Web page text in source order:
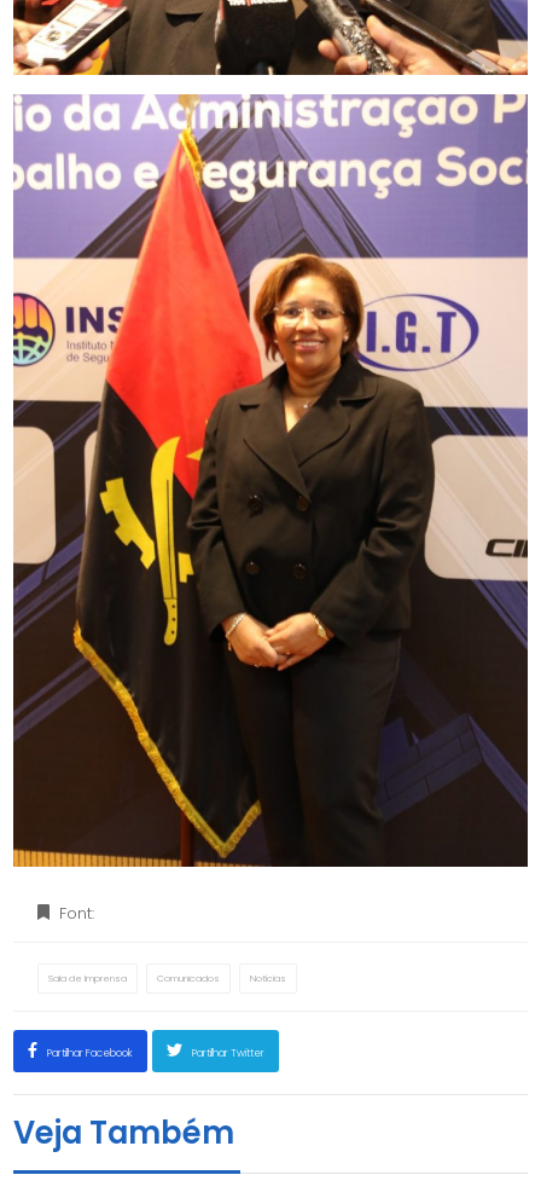
Font:
Sala de Imprensa Comunicados Notícias
Partilhar Facebook Partilhar Twitter
Veja Também